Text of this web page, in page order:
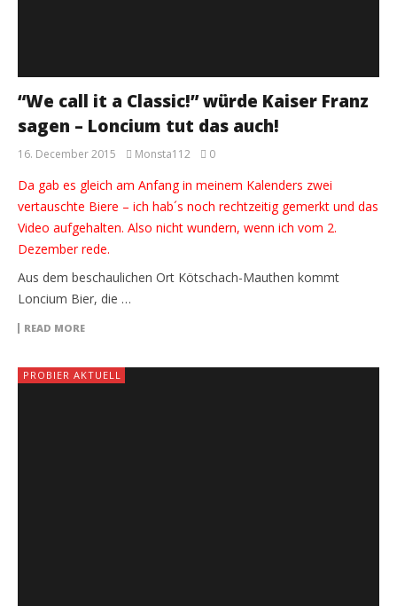
“We call it a Classic!” würde Kaiser Franz
sagen – Loncium tut das auch!
16. December 2015 Monsta112 0
Da gab es gleich am Anfang in meinem Kalenders zwei
vertauschte Biere – ich hab´s noch rechtzeitig gemerkt und das
Video aufgehalten. Also nicht wundern, wenn ich vom 2.
Dezember rede.
Aus dem beschaulichen Ort Kötschach-Mauthen kommt
Loncium Bier, die …
READ MORE
PROBIER AKTUELL